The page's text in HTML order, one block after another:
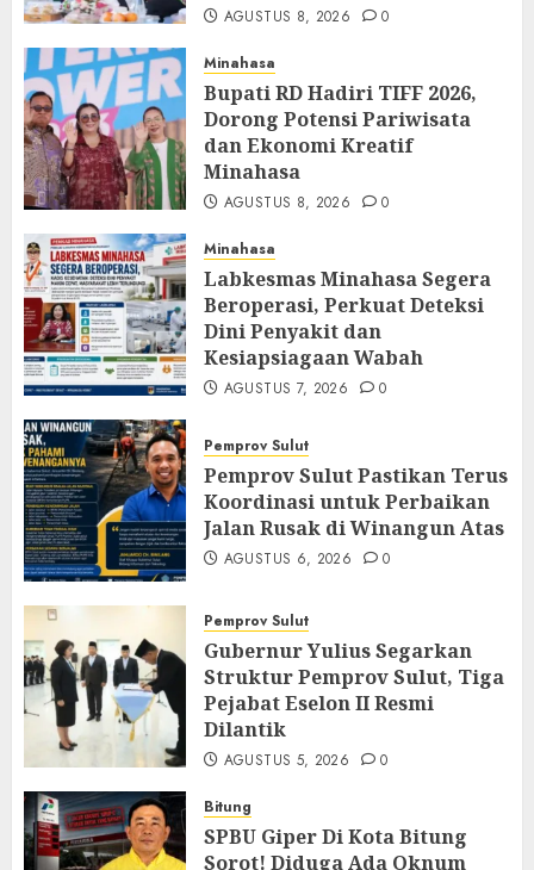
AGUSTUS 8, 2026 0
Minahasa
Bupati RD Hadiri TIFF 2026,
Dorong Potensi Pariwisata
dan Ekonomi Kreatif
Minahasa
AGUSTUS 8, 2026 0
Minahasa
Labkesmas Minahasa Segera
Beroperasi, Perkuat Deteksi
Dini Penyakit dan
Kesiapsiagaan Wabah
AGUSTUS 7, 2026 0
Pemprov Sulut
Pemprov Sulut Pastikan Terus
Koordinasi untuk Perbaikan
Jalan Rusak di Winangun Atas
AGUSTUS 6, 2026 0
Pemprov Sulut
Gubernur Yulius Segarkan
Struktur Pemprov Sulut, Tiga
Pejabat Eselon II Resmi
Dilantik
AGUSTUS 5, 2026 0
Bitung
SPBU Giper Di Kota Bitung
Sorot! Diduga Ada Oknum